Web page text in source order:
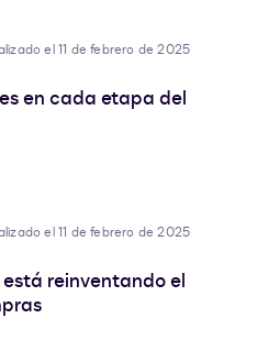
el 11 de febrero de 2025
en cada etapa del
el 11 de febrero de 2025
reinventando el